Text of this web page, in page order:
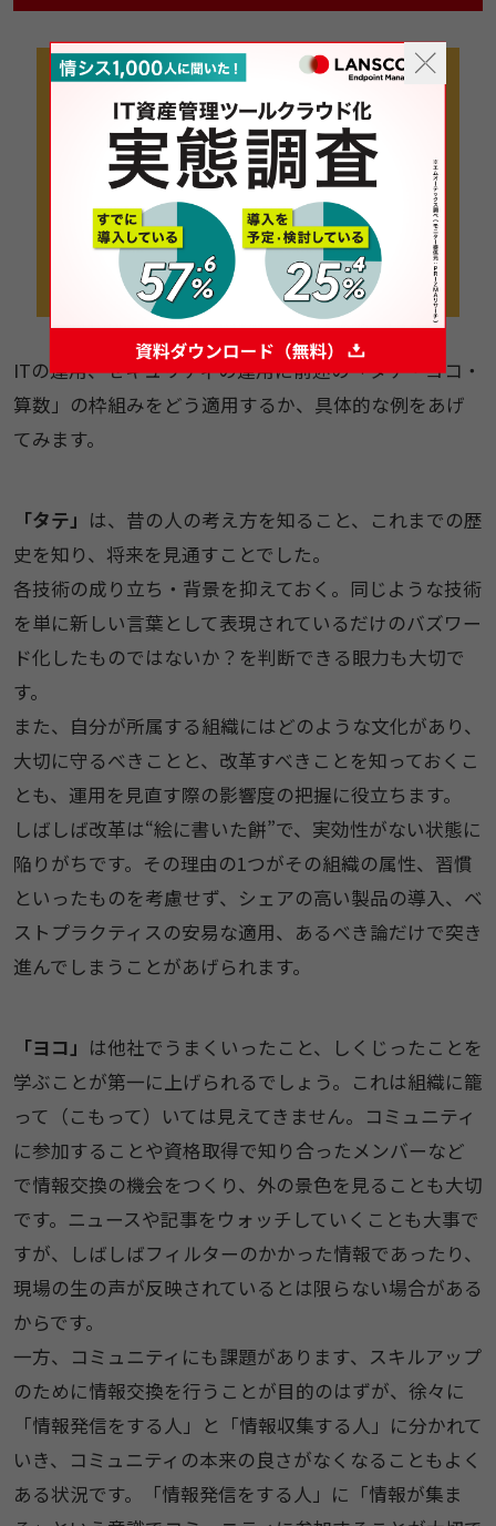
ITの運用、セキュリティの運用に前述の「タテ・ヨコ・
算数」の枠組みをどう適用するか、具体的な例をあげ
てみます。
「タテ」 は、昔の人の考え方を知ること、これまでの歴
史を知り、将来を見通すことでした。
各技術の成り立ち・背景を抑えておく。同じような技術
を単に新しい言葉として表現されているだけのバズワー
ド化したものではないか？を判断できる眼力も大切で
す。
また、自分が所属する組織にはどのような文化があり、
大切に守るべきことと、改革すべきことを知っておくこ
とも、運用を見直す際の影響度の把握に役立ちます。
しばしば改革は“絵に書いた餅”で、実効性がない状態に
陥りがちです。その理由の1つがその組織の属性、習慣
といったものを考慮せず、シェアの高い製品の導入、ベ
ストプラクティスの安易な適用、あるべき論だけで突き
進んでしまうことがあげられます。
「ヨコ」 は他社でうまくいったこと、しくじったことを
学ぶことが第一に上げられるでしょう。これは組織に籠
って（こもって）いては見えてきません。コミュニティ
に参加することや資格取得で知り合ったメンバーなど
で情報交換の機会をつくり、外の景色を見ることも大切
です。ニュースや記事をウォッチしていくことも大事で
すが、しばしばフィルターのかかった情報であったり、
現場の生の声が反映されているとは限らない場合がある
からです。
一方、コミュニティにも課題があります、スキルアップ
のために情報交換を行うことが目的のはずが、徐々に
「情報発信をする人」と「情報収集する人」に分かれて
いき、コミュニティの本来の良さがなくなることもよく
ある状況です。「情報発信をする人」に「情報が集ま